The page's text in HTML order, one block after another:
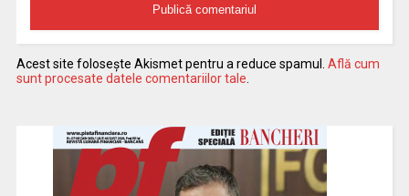
Acest site folosește Akismet pentru a reduce spamul. Află cum
sunt procesate datele comentariilor tale